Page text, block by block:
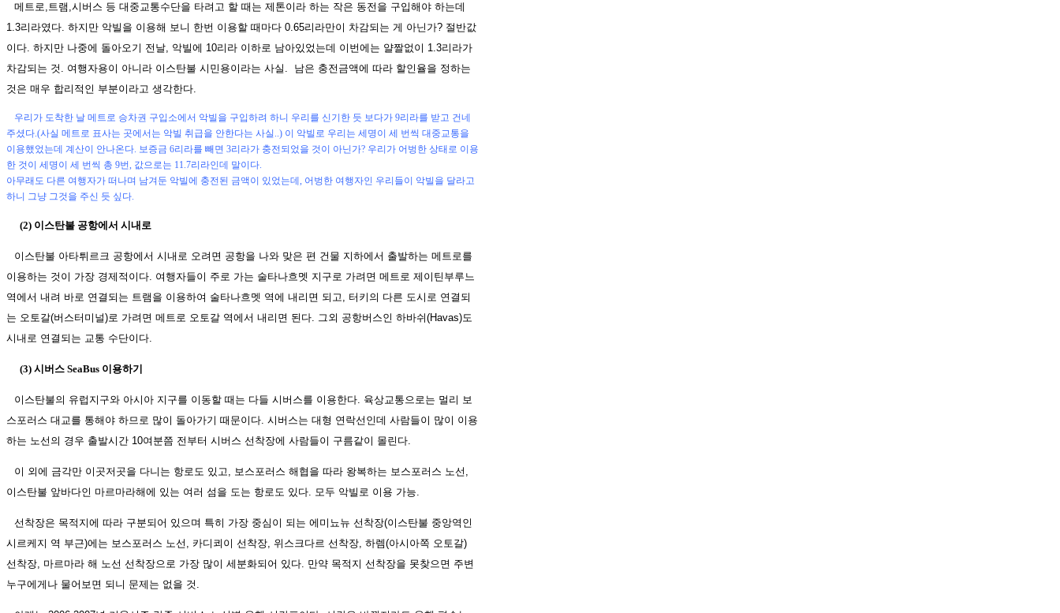
메트로,트램,시버스 등 대중교통수단을 타려고 할 때는 제톤이라 하는 작은 동전을 구입해야 하는데
1.3리라였다. 하지만 악빌을 이용해 보니 한번 이용할 때마다 0.65리라만이 차감되는 게 아닌가? 절반값
이다. 하지만 나중에 돌아오기 전날, 악빌에 10리라 이하로 남아있었는데 이번에는 얄짤없이 1.3리라가
차감되는 것. 여행자용이 아니라 이스탄불 시민용이라는 사실. 남은 충전금액에 따라 할인율을 정하는
것은 매우 합리적인 부분이라고 생각한다.
우리가 도착한 날 메트로 승차권 구입소에서 악빌을 구입하려 하니 우리를 신기한 듯 보다가 9리라를 받고 건네
주셨다.(사실 메트로 표사는 곳에서는 악빌 취급을 안한다는 사실..) 이 악빌로 우리는 세명이 세 번씩 대중교통을
이용했었는데 계산이 안나온다. 보증금 6리라를 빼면 3리라가 충전되었을 것이 아닌가? 우리가 어벙한 상태로 이용
한 것이 세명이 세 번씩 총 9번, 값으로는 11.7리라인데 말이다.
아무래도 다른 여행자가 떠나며 남겨둔 악빌에 충전된 금액이 있었는데, 어벙한 여행자인 우리들이 악빌을 달라고
하니 그냥 그것을 주신 듯 싶다.
(2) 이스탄불 공항에서 시내로
이스탄불 아타튀르크 공항에서 시내로 오려면 공항을 나와 맞은 편 건물 지하에서 출발하는 메트로를
이용하는 것이 가장 경제적이다. 여행자들이 주로 가는 술타나흐멧 지구로 가려면 메트로 제이틴부루느
역에서 내려 바로 연결되는 트램을 이용하여 술타나흐멧 역에 내리면 되고, 터키의 다른 도시로 연결되
는 오토갈(버스터미널)로 가려면 메트로 오토갈 역에서 내리면 된다. 그외 공항버스인 하바쉬(Havas)도
시내로 연결되는 교통 수단이다.
(3) 시버스 SeaBus 이용하기
이스탄불의 유럽지구와 아시아 지구를 이동할 때는 다들 시버스를 이용한다. 육상교통으로는 멀리 보
스포러스 대교를 통해야 하므로 많이 돌아가기 때문이다. 시버스는 대형 연락선인데 사람들이 많이 이용
하는 노선의 경우 출발시간 10여분쯤 전부터 시버스 선착장에 사람들이 구름같이 몰린다.
이 외에 금각만 이곳저곳을 다니는 항로도 있고, 보스포러스 해협을 따라 왕복하는 보스포러스 노선,
이스탄불 앞바다인 마르마라해에 있는 여러 섬을 도는 항로도 있다. 모두 악빌로 이용 가능.
선착장은 목적지에 따라 구분되어 있으며 특히 가장 중심이 되는 에미뇨뉴 선착장(이스탄불 중앙역인
시르케지 역 부근)에는 보스포러스 노선, 카디쾨이 선착장, 위스크다르 선착장, 하렘(아시아쪽 오토갈)
선착장, 마르마라 해 노선 선착장으로 가장 많이 세분화되어 있다. 만약 목적지 선착장을 못찾으면 주변
누구에게나 물어보면 되니 문제는 없을 것.